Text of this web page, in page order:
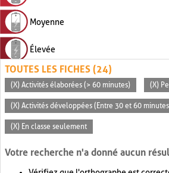
Moyenne
Élevée
TOUTES LES FICHES (24)
(X) Activités élaborées (> 60 minutes) (X)
(X) Activités développées (Entre 30 et 60
(X) En classe seulement
Votre recherche n'a donné aucun